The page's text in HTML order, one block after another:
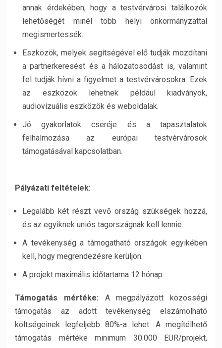
annak érdekében, hogy a testvérvárosi találkozók
lehetőségét minél több helyi önkormányzattal
megismertessék.
Eszközök, melyek segítségével elő tudják mozdítani
a partnerkeresést és a hálozatosodást is, valamint
fel tudják hívni a figyelmet a testvérvárosokra. Ezek
az eszközök lehetnek például kiadványok,
audiovizuális eszközök és weboldalak.
Jó gyakorlatok cseréje és a tapasztalatok
felhalmozása az európai testvérvárosok
támogatásával kapcsolatban.
Pályázati feltételek:
Legalább két részt vevő ország szükségek hozzá,
és az egyiknek uniós tagországnak kell lennie.
A tevékenység a támogatható országok egyikében
kell, hogy megrendezésre kerüljön.
A projekt maximális időtartama 12 hónap.
Támogatás mértéke: A megpályázott közösségi
támogatás az adott tevékenység elszámolható
költségeinek legfeljebb 80%-a lehet. A megítélhető
támogatás mértéke minimum 30.000 EUR/projekt,